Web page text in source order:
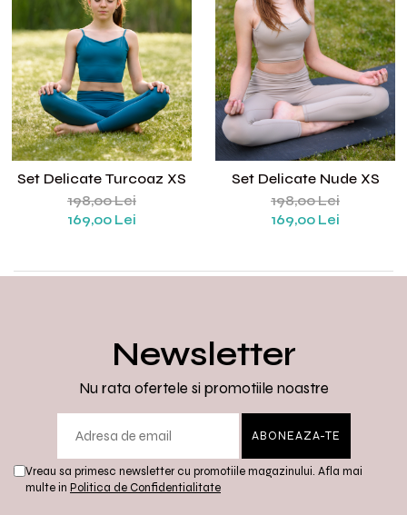
Set yoga incretit la spate
Set yoga White Grey
Silky feel
Set Delicate Turcoaz XS
198,00 Lei
169,00 Lei
Set Delicate Nude XS
198,00 Lei
169,00 Lei
Newsletter
Nu rata ofertele si promotiile noastre
Vreau sa primesc newsletter cu promotiile magazinului. Afla mai
multe in Politica de Confidentialitate